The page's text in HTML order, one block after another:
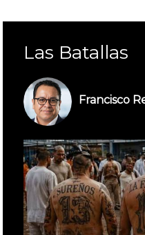
Las Batallas
Francisco